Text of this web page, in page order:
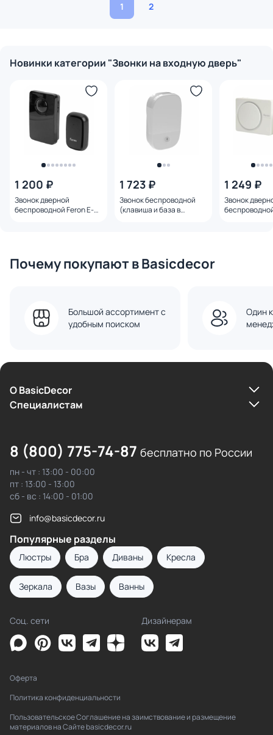
1 2
Новинки категории "Звонки на входную дверь"
1 200 ₽
Звонок дверной
беспроводной Feron E-
1 723 ₽
Звонок беспроводной
(клавиша и база в
1 249 ₽
Звонок
Почему покупают в Basicdecor
Большой ассортимент с
удобным поиском
Один
О BasicDecor
Cпециалистам
8 (800) 775-74-87 бесплатно по России
пн - чт : 13:00 - 00:00
пт : 13:00 - 13:00
сб - вс : 14:00 - 01:00
info@basicdecor.ru
Популярные разделы
Люстры Бра Диваны Кресла
Зеркала Вазы Ванны
Соц. сети Дизайнерам
Оферта
Политика конфиденциальности
Пользовательское Соглашение на заимствование и размещение
материалов на Сайте basicdecor.ru